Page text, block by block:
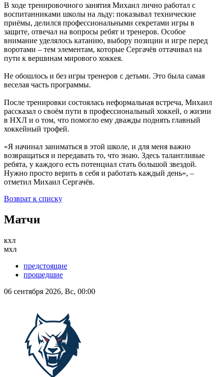
В ходе тренировочного занятия Михаил лично работал с
воспитанниками школы на льду: показывал технические
приёмы, делился профессиональными секретами игры в
защите, отвечал на вопросы ребят и тренеров. Особое
внимание уделялось катанию, выбору позиции и игре перед
воротами – тем элементам, которые Сергачёв оттачивал на
пути к вершинам мирового хоккея.
Не обошлось и без игры тренеров с детьми. Это была самая
веселая часть программы.
После тренировки состоялась неформальная встреча, Михаил
рассказал о своём пути в профессиональный хоккей, о жизни
в НХЛ и о том, что помогло ему дважды поднять главный
хоккейный трофей.
«Я начинал заниматься в этой школе, и для меня важно
возвращаться и передавать то, что знаю. Здесь талантливые
ребята, у каждого есть потенциал стать большой звездой.
Нужно просто верить в себя и работать каждый день», –
отметил Михаил Сергачёв.
Возврат к списку
Матчи
кхл
мхл
предстоящие
прошедшие
06 сентября 2026, Вс, 00:00